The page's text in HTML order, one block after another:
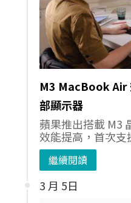
M3 MacBook Air
部顯示器
蘋果推出搭載 M3
效能提高，首次支
繼續閱讀
3 月 5日